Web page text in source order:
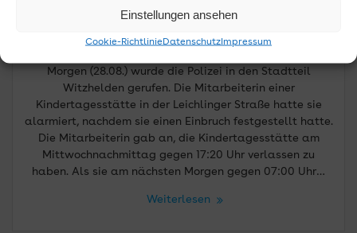
Einstellungen ansehen
Cookie-Richtlinie Datenschutz Impressum
Kindertagesstätte
Morgen (28.08.) wurde die Polizei in den Stadtteil
Witzhelden gerufen. Die Mitarbeiterin einer
Kindertagesstätte in der Leichlinger Straße hatte sie
alarmiert, nachdem sie einen Einbruch festgestellt hatte.
Die Mitarbeiterin gab an, die Kindertagesstätte am
Mittwochnachmittag gegen 17:20 Uhr verlassen zu
haben. Als sie am nächsten Morgen gegen 07:00 Uhr…
Weiterlesen